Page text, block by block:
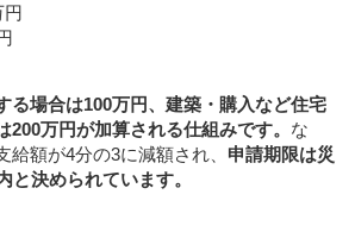
円
る場合は100万円、建築・購入など住宅
200万円が加算される仕組みです。 な
給額が4分の3に減額され、 申請期限は災
と決められています。